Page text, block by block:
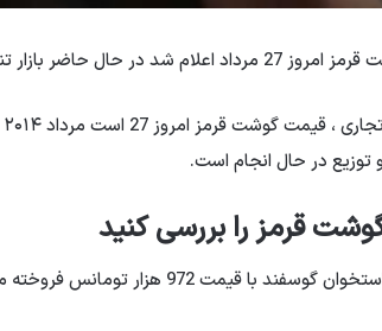
شد در حال حاضر بازار تنظیم شده است.
توزیع در حال انجام است.
قرمز را بررسی کنید
با قیمت 972 هزار تومانس فروخته می شود.